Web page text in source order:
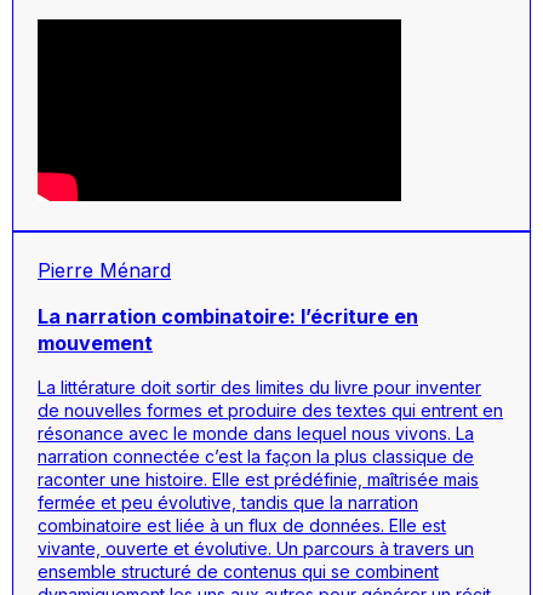
Pierre Ménard
La narration combinatoire: l’écriture en
mouvement
La littérature doit sortir des limites du livre pour inventer
de nouvelles formes et produire des textes qui entrent en
résonance avec le monde dans lequel nous vivons. La
narration connectée c’est la façon la plus classique de
raconter une histoire. Elle est prédéfinie, maîtrisée mais
fermée et peu évolutive, tandis que la narration
combinatoire est liée à un flux de données. Elle est
vivante, ouverte et évolutive. Un parcours à travers un
ensemble structuré de contenus qui se combinent